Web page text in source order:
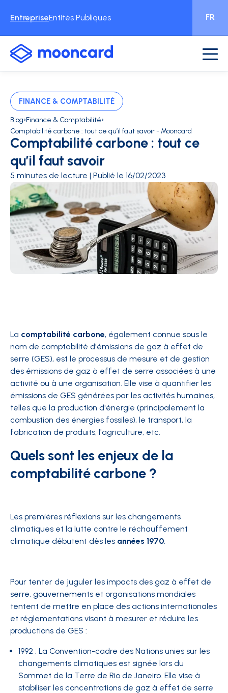
EntrepriseEntités Publiques FR
FINANCE & COMPTABILITÉ
Blog›Finance & Comptabilité›
Comptabilité carbone : tout ce qu’il faut savoir - Mooncard
Comptabilité carbone : tout ce
qu’il faut savoir
5 minutes de lecture | Publié le 16/02/2023
La comptabilité carbone, également connue sous le
nom de comptabilité d'émissions de gaz à effet de
serre (GES), est le processus de mesure et de gestion
des émissions de gaz à effet de serre associées à une
activité ou à une organisation. Elle vise à quantifier les
émissions de GES générées par les activités humaines,
telles que la production d'énergie (principalement la
combustion des énergies fossiles), le transport, la
fabrication de produits, l'agriculture, etc.
Quels sont les enjeux de la
comptabilité carbone ?
Les premières réflexions sur les changements
climatiques et la lutte contre le réchauffement
climatique débutent dès les années 1970.
Pour tenter de juguler les impacts des gaz à effet de
serre, gouvernements et organisations mondiales
tentent de mettre en place des actions internationales
et réglementations visant à mesurer et réduire les
productions de GES :
1992 : La Convention-cadre des Nations unies sur les
changements climatiques est signée lors du
Sommet de la Terre de Rio de Janeiro. Elle vise à
stabiliser les concentrations de gaz à effet de serre